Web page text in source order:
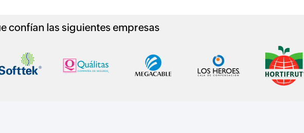
confían las siguientes empresas